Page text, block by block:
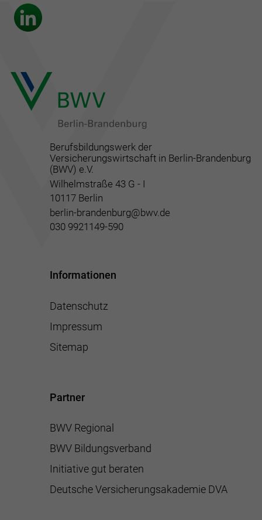
Berufsbildungswerk der
Versicherungswirtschaft in Berlin-Brandenburg
(BWV) e.V.
Wilhelmstraße 43 G - I
10117 Berlin
berlin-brandenburg@bwv.de
030 9921149-590
Informationen
Datenschutz
Impressum
Sitemap
Partner
BWV Regional
BWV Bildungsverband
Initiative gut beraten
Deutsche Versicherungsakademie DVA